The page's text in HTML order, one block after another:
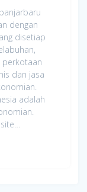
dengan
disetiap
perkotaan
dan jasa
adalah